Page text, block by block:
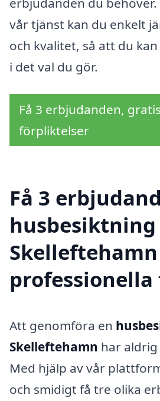
vår tjänst kan du enkelt
och kvalitet, så att du
i det val du gör.
Få 3 erbjudanden,
förpliktelser
Få 3
husbesiktning
Att genomföra en
Skelleftehamn har
Med hjälp av vår
och smidigt få tre olika